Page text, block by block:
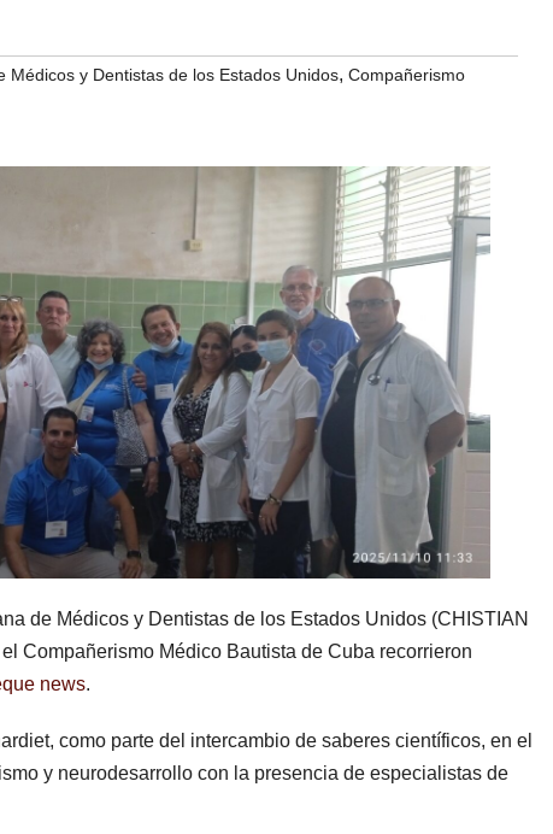
Médicos y Dentistas de los Estados Unidos, Compañerismo
de Médicos y Dentistas de los Estados Unidos (CHISTIAN
Compañerismo Médico Bautista de Cuba recorrieron
news.
como parte del intercambio de saberes científicos, en el
y neurodesarrollo con la presencia de especialistas de